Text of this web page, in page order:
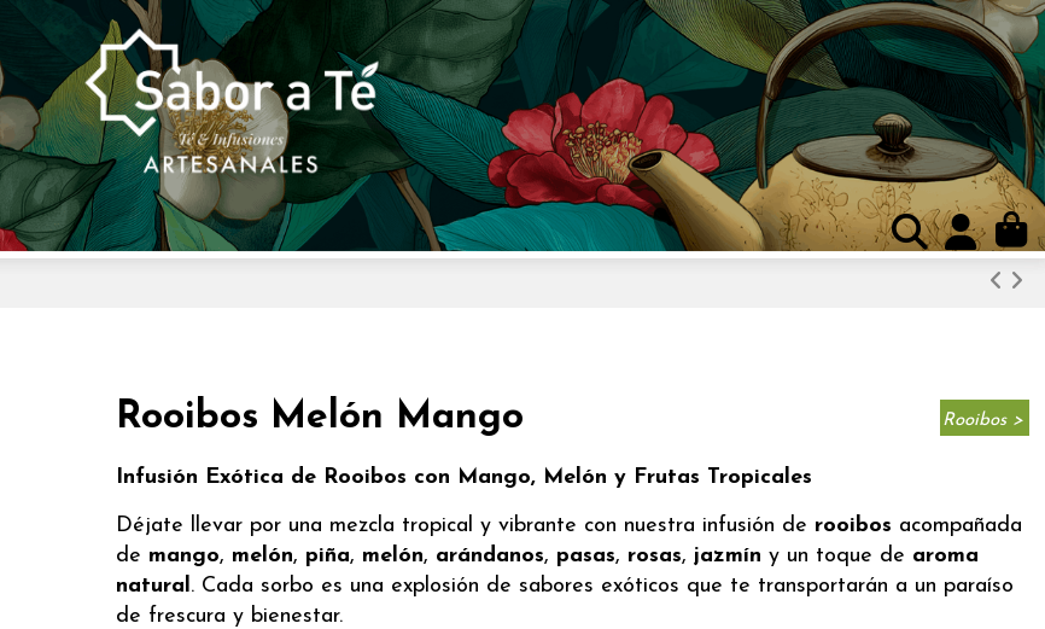
Rooibos Melón Mango Rooibos >
Infusión Exótica de Rooibos con Mango, Melón y Frutas Tropicales
Déjate llevar por una mezcla tropical y vibrante con nuestra infusión de rooibos acompañada
de mango, melón, piña, melón, arándanos, pasas, rosas, jazmín y un toque de aroma
natural. Cada sorbo es una explosión de sabores exóticos que te transportarán a un paraíso
de frescura y bienestar.